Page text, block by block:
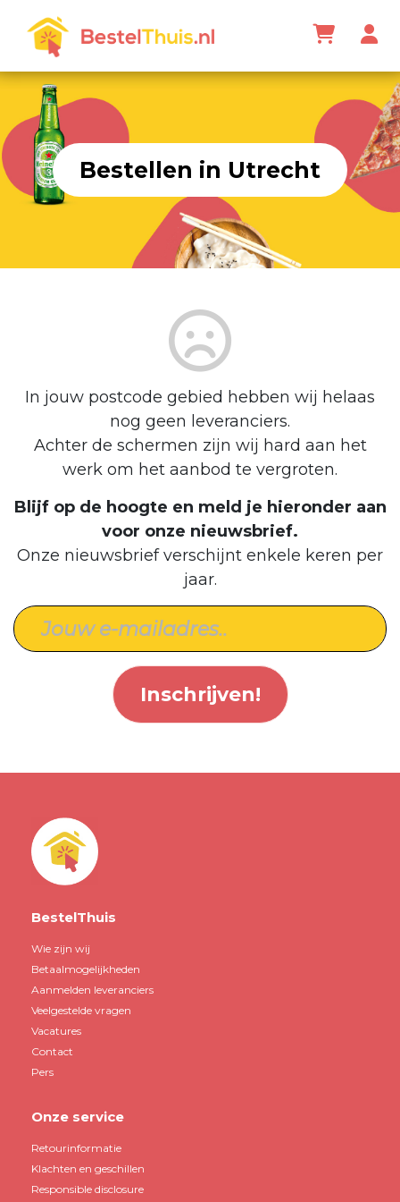
Bestellen in Utrecht
In jouw postcode gebied hebben wij helaas
nog geen leveranciers.
Achter de schermen zijn wij hard aan het
werk om het aanbod te vergroten.
Blijf op de hoogte en meld je hieronder aan
voor onze nieuwsbrief.
Onze nieuwsbrief verschijnt enkele keren per
jaar.
Inschrijven!
BestelThuis
Wie zijn wij
Betaalmogelijkheden
Aanmelden leveranciers
Veelgestelde vragen
Vacatures
Contact
Pers
Onze service
Retourinformatie
Klachten en geschillen
Responsible disclosure